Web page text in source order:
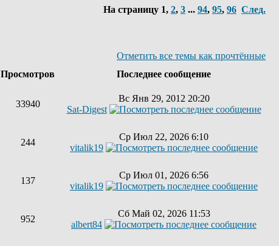
На страницу 1, 2, 3 ... 94, 95, 96 След.
Отметить все темы как прочтённые
Просмотров Последнее сообщение
33940
Вс Янв 29, 2012 20:20
Sat-Digest
244
Ср Июл 22, 2026 6:10
vitalik19
137
Ср Июл 01, 2026 6:56
vitalik19
952
Сб Май 02, 2026 11:53
albert84